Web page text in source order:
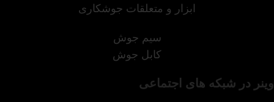
ابزار و متعلقات جوشکاری
سیم جوش
کابل جوش
وینر در شبکه های اجتماعی